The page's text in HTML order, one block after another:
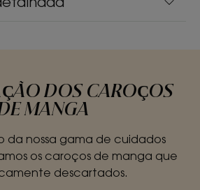
DOS CAROÇOS
MANGA
da nossa gama de cuidados
os caroços de manga que
descartados.